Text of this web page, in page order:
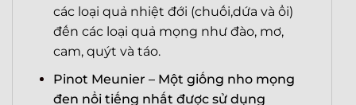
các loại quả nhiệt đới (chuối,dứa và ổi)
đến các loại quả mọng như đào, mơ,
cam, quýt và táo.
Pinot Meunier – Một giống nho mọng
đen nổi tiếng nhất được sử dụng